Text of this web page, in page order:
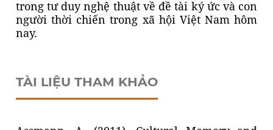
trong tư duy nghệ thuật về đề tài ký ức và con
người thời chiến trong xã hội Việt Nam hôm
nay.
TÀI LIỆU THAM KHẢO